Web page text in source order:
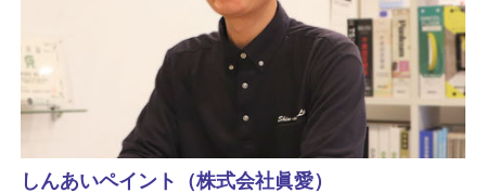
しんあいペイント（株式会社眞愛）